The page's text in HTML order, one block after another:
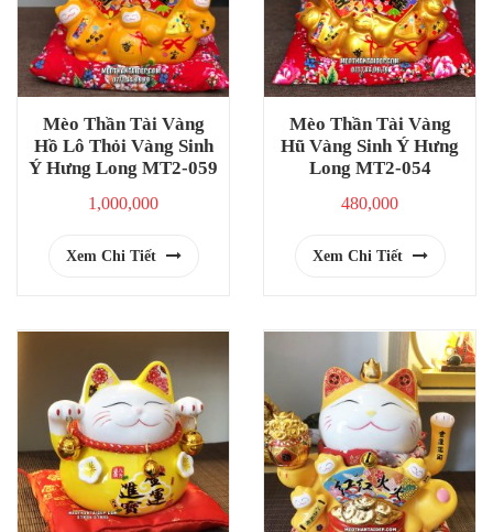
Mèo Thần Tài Vàng
Hồ Lô Thỏi Vàng Sinh
Ý Hưng Long MT2-059
1,000,000
Xem Chi Tiết
Mèo Thần Tài Vàng
Hũ Vàng Sinh Ý Hưng
Long MT2-054
480,000
Xem Chi Tiết